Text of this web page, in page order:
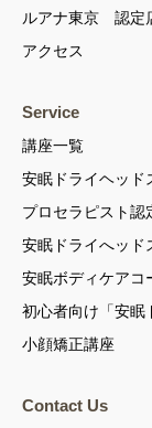
ルアナ東京 認定
アクセス
Service
講座一覧
安眠ドライヘッド
プロセラピスト認
安眠ドライへッド
安眠ボディケアコ
初心者向け「安眠
小顔矯正講座
Contact Us